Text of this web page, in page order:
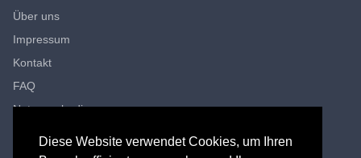
Diese Website verwendet Cookies, um Ihren
Über uns
Impressum
Kontakt
FAQ
Nutzungsbedingungen